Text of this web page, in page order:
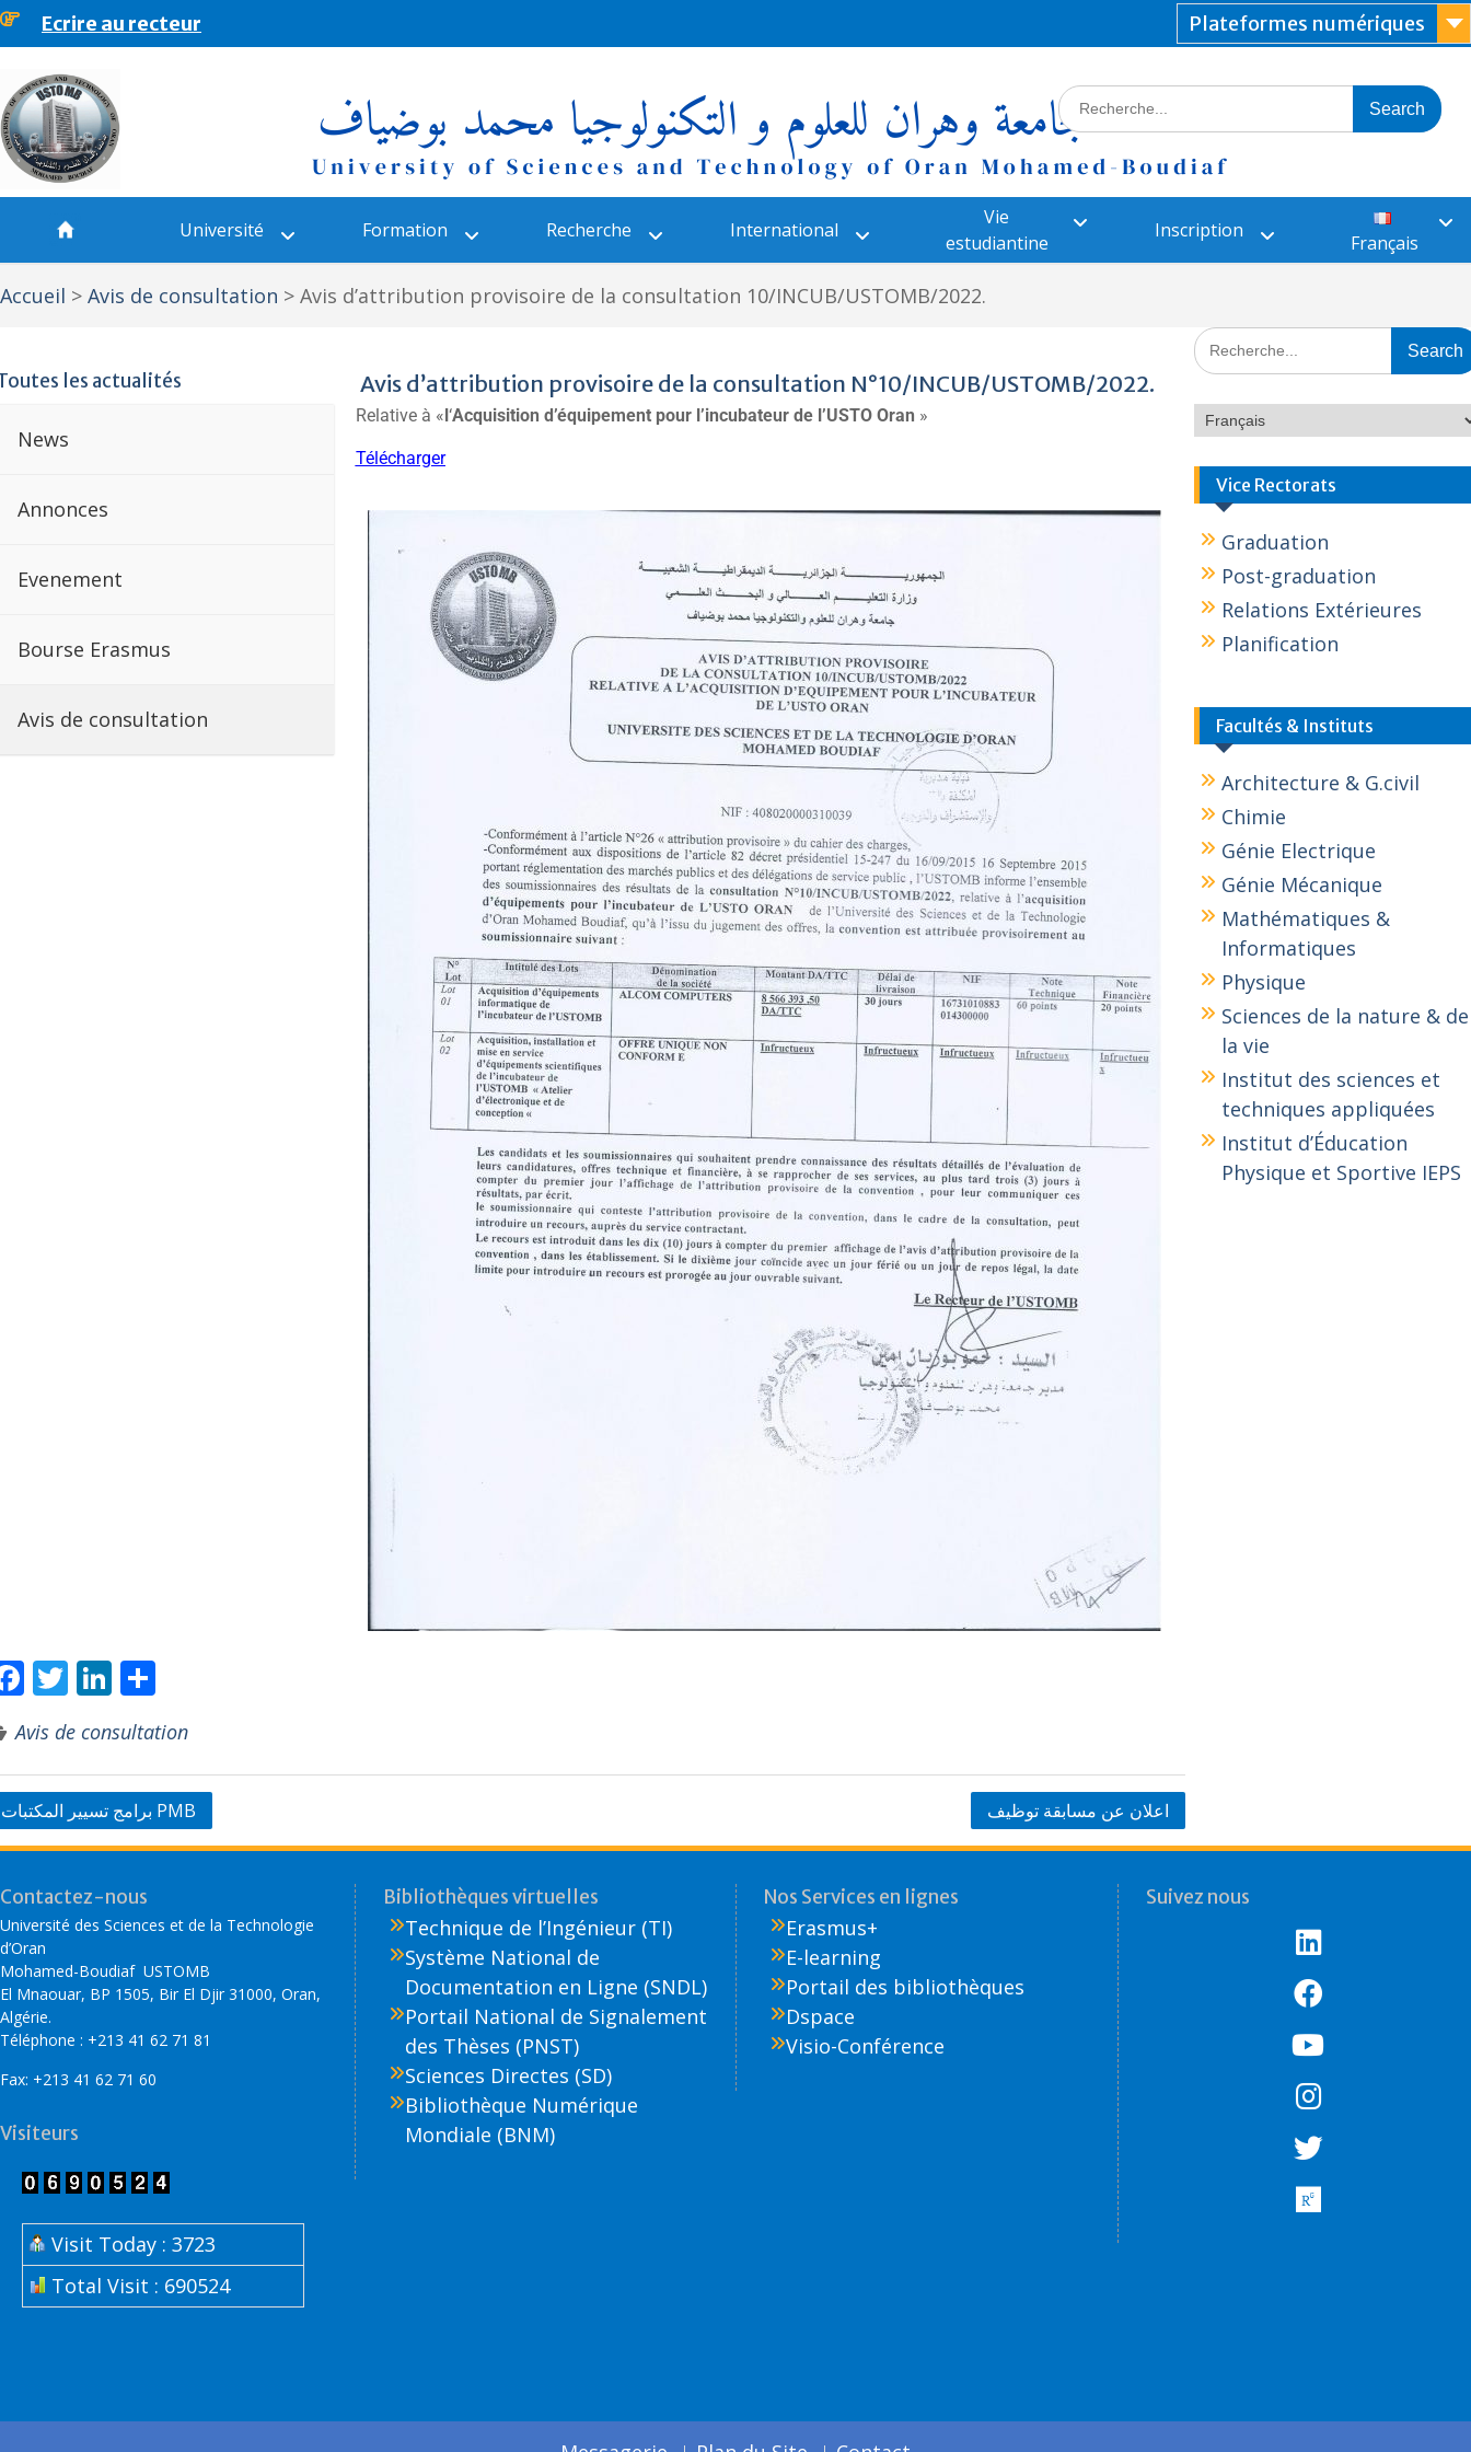
principalEcrire au recteur Plateformes numériques
Université Formation Recherche International
Vie
estudiantine
Inscription
Français
Accueil > Avis de consultation > Avis d’attribution provisoire de la consultation 10/INCUB/USTOMB/2022.
les actualités
News
Annonces
Evenement
Bourse Erasmus
Avis de consultation
Avis d’attribution provisoire de la consultation N°10/INCUB/USTOMB/2022.
Relative à «l‘Acquisition d’équipement pour l’incubateur de l’USTO Oran »
Télécharger
F
ac
e
b
o
o
k
T
itt
er
Li
k
e
dI
n
ar
ta
g
er
Avis de consultation
برامج تسيير المكتبات PMB اعلان عن مسابقة توظيف
Vice Rectorats
Graduation
Post-graduation
Relations Extérieures
Planification
Facultés & Instituts
Architecture & G.civil
Chimie
Génie Electrique
Génie Mécanique
Mathématiques &
Informatiques
Physique
Sciences de la nature & de
la vie
Institut des sciences et
techniques appliquées
Institut d’Éducation
Physique et Sportive IEPS
Contactez-nous
Université des Sciences et de la Technologie
d’Oran
Mohamed-Boudiaf USTOMB
El Mnaouar, BP 1505, Bir El Djir 31000, Oran,
Algérie.
Téléphone : +213 41 62 71 81
Fax: +213 41 62 71 60
Visiteurs
Visit Today : 3723
Total Visit : 690524
Bibliothèques virtuelles
Technique de l’Ingénieur (TI)
Système National de
Documentation en Ligne (SNDL)
Portail National de Signalement
des Thèses (PNST)
Sciences Directes (SD)
Bibliothèque Numérique
Mondiale (BNM)
Nos Services en lignes
Erasmus+
E-learning
Portail des bibliothèques
Dspace
Visio-Conférence
Suivez nous